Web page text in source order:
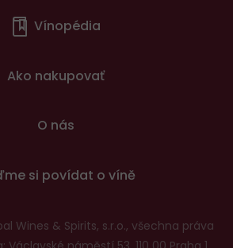
Vínopédia
Ako nakupovať
O nás
si povídat o víně
Wines & Spirits, s.r.o., všechna práva